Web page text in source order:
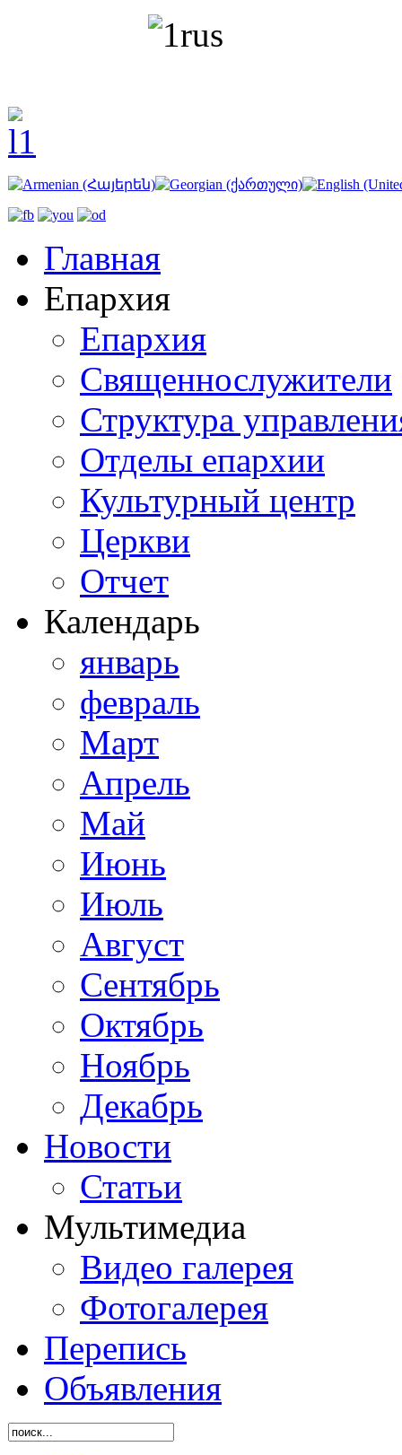
Главная
Епархия
Епархия
Священнослужители
Структура
Отделы епархии
Культурный центр
Церкви
Отчет
Календарь
январь
февраль
Март
Апрель
Май
Июнь
Июль
Август
Сентябрь
Октябрь
Ноябрь
Декабрь
Новости
Статьи
Мультимедиа
Видео галерея
Фотогалерея
Перепись
Объявления